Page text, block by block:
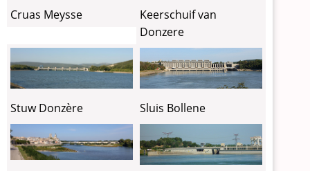
Cruas Meysse
Keerschuif van
Donzere
Stuw Donzère Sluis Bollene